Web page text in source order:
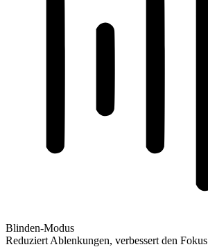
Blinden-Modus
Reduziert Ablenkungen, verbessert den Fokus